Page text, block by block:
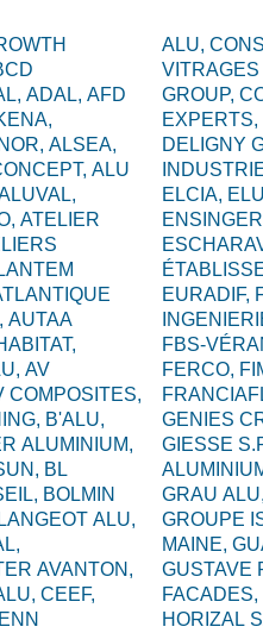
ADAL, AFD
ALSEA,
ALU
ATELIER
AUTAA
AV
COMPOSITES,
B'ALU,
ALUMINIUM,
BL
BOLMIN
ALU,
AVANTON,
CEEF,
ALU,
VITRAGES
GROUP,
EXPERTS,
DELIGNY
ELCIA,
EURADIF,
FBS-
FERCO,
GENIES
GIESSE
GRAU ALU,
GROUPE
MAINE,
GUSTAVE
FACADES,
HORIZAL